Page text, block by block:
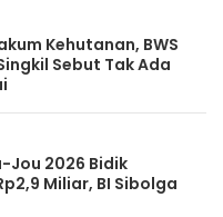
Kehutanan, BWS
Sebut Tak Ada
Jou 2026 Bidik
Miliar, BI Sibolga